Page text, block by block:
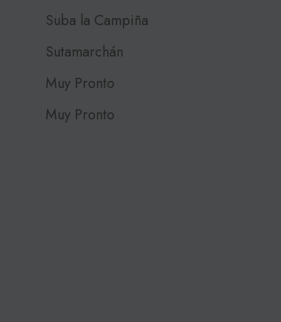
Suba la Campiña
Sutamarchán
Muy Pronto
Muy Pronto